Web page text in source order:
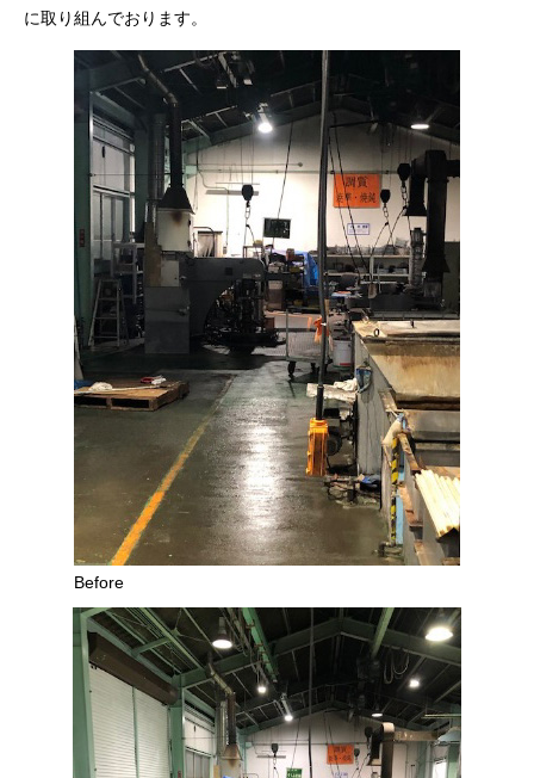
に取り組んでおります。
Before